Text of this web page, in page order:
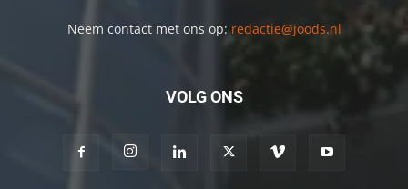
Neem contact met ons op: redactie@joods.nl
VOLG ONS